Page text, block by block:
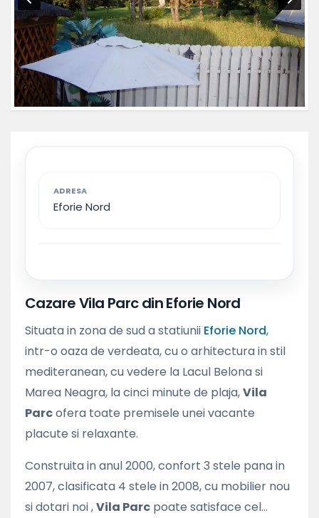
ADRESA
Eforie Nord
Cazare Vila Parc din Eforie Nord
Situata in zona de sud a statiunii Eforie Nord,
intr-o oaza de verdeata, cu o arhitectura in stil
mediteranean, cu vedere la Lacul Belona si
Marea Neagra, la cinci minute de plaja,Vila
Parcofera toate premisele unei vacante
placute si relaxante.
Construita in anul 2000, confort 3 stele pana in
2007, clasificata 4 stele in 2008, cu mobilier nou
si dotari noi ,Vila Parc poate satisface cel...